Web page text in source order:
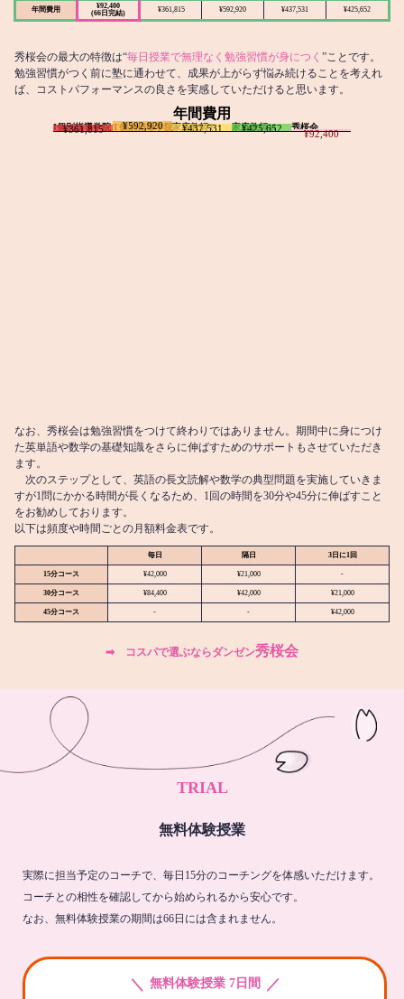
年間費用
¥92,400
(66日完結)
¥361,815 ¥592,920 ¥437,531 ¥425,652
秀桜会の最大の特徴は“毎日授業で無理なく勉強習慣が身につく ”ことです。
勉強習慣がつく前に塾に通わせて、成果が上がらず悩み続けることを考えれ
ば、コストパフォーマンスの良さを実感していただけると思います。
年間費用
I個別指導学院
¥361,815 T個別指導学院
¥592,920 家庭教師T
¥437,531 家庭教師M
¥425,652 秀桜会
¥92,400
なお、秀桜会は勉強習慣をつけて終わりではありません。期間中に身につけ
た英単語や数学の基礎知識をさらに伸ばすためのサポートもさせていただき
ます。
次のステップとして、英語の長文読解や数学の典型問題を実施していきま
すが1問にかかる時間が長くなるため、1回の時間を30分や45分に伸ばすこと
をお勧めしております。
以下は頻度や時間ごとの月額料金表です。
毎日 隔日 3日に1回
15分コース ¥42,000 ¥21,000 -
30分コース ¥84,400 ¥42,000 ¥21,000
45分コース - - ¥42,000
➡︎ コスパで選ぶならダンゼン秀桜会
TRIAL
無料体験授業
実際に担当予定のコーチで、毎日15分のコーチングを体感いただけます。
コーチとの相性を確認してから始められるから安心です。
なお、無料体験授業の期間は66日には含まれません。
＼ 無料体験授業 7日間 ／